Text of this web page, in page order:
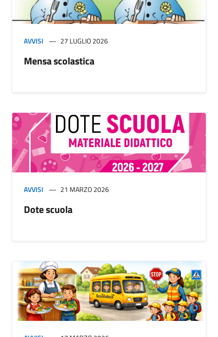
AVVISI 27 LUGLIO 2026
Mensa scolastica
AVVISI 21 MARZO 2026
Dote scuola